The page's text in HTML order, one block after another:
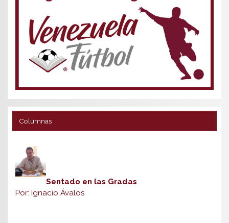
Columnas
Sentado en las Gradas
Por: Ignacio Ávalos